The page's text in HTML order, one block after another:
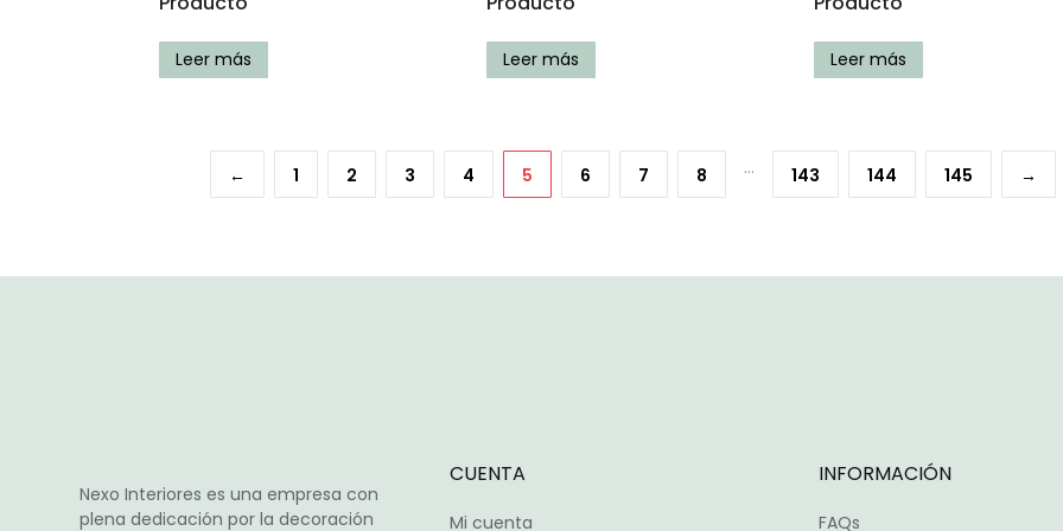
Leer más Leer más Leer más
← 1 2 3 4 5 6 7 8 … 143 144 145 →
Nexo Interiores es una empresa con
plena dedicación por la decoración
CUENTA
Mi cuenta
INFORMACIÓN
FAQs